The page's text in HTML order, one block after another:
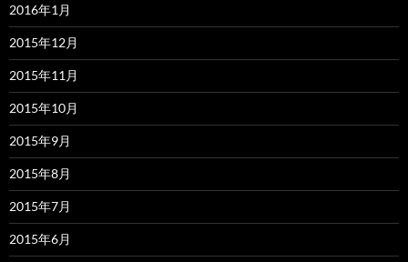
2016年1月
2015年12月
2015年11月
2015年10月
2015年9月
2015年8月
2015年7月
2015年6月